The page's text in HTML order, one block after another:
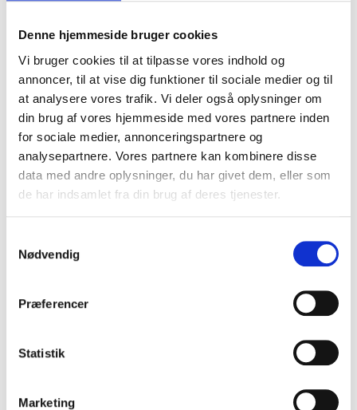
Denne hjemmeside bruger cookies
Vi bruger cookies til at tilpasse vores indhold og
annoncer, til at vise dig funktioner til sociale medier og til
at analysere vores trafik. Vi deler også oplysninger om
din brug af vores hjemmeside med vores partnere inden
for sociale medier, annonceringspartnere og
analysepartnere. Vores partnere kan kombinere disse
data med andre oplysninger, du har givet dem, eller som
de har indsamlet fra din brug af deres tjenester.
Nødvendig
Præferencer
Statistik
Marketing
Dette websted bruger forskellige typer af cookies.
på vores sider.
Du kan til enhver tid ændre eller tilbagetrække dit
samtykke fra Cookiedeklarationen på vores
hjemmeside.
Få mere at vide om, hvem vi er, hvordan du kan
kontakte os, og hvordan vi behandler persondata i
Angiv venligst dit samtykke-ID og -dato, når du
Dit samtykke gælder for følgende domæner:
Din aktuelle tilstand: Afvis.